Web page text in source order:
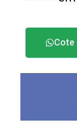
Cote